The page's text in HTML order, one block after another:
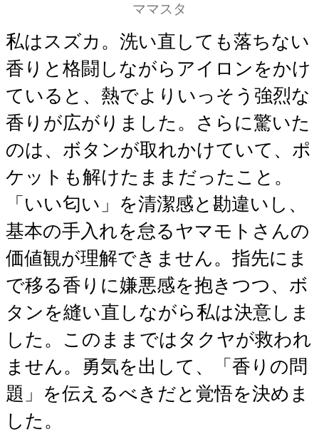
ママスタ
私はスズカ。洗い直しても落ちない
香りと格闘しながらアイロンをかけ
ていると、熱でよりいっそう強烈な
香りが広がりました。さらに驚いた
のは、ボタンが取れかけていて、ポ
ケットも解けたままだったこと。
「いい匂い」を清潔感と勘違いし、
基本の手入れを怠るヤマモトさんの
価値観が理解できません。指先にま
で移る香りに嫌悪感を抱きつつ、ボ
タンを縫い直しながら私は決意しま
した。このままではタクヤが救われ
ません。勇気を出して、「香りの問
題」を伝えるべきだと覚悟を決めま
した。